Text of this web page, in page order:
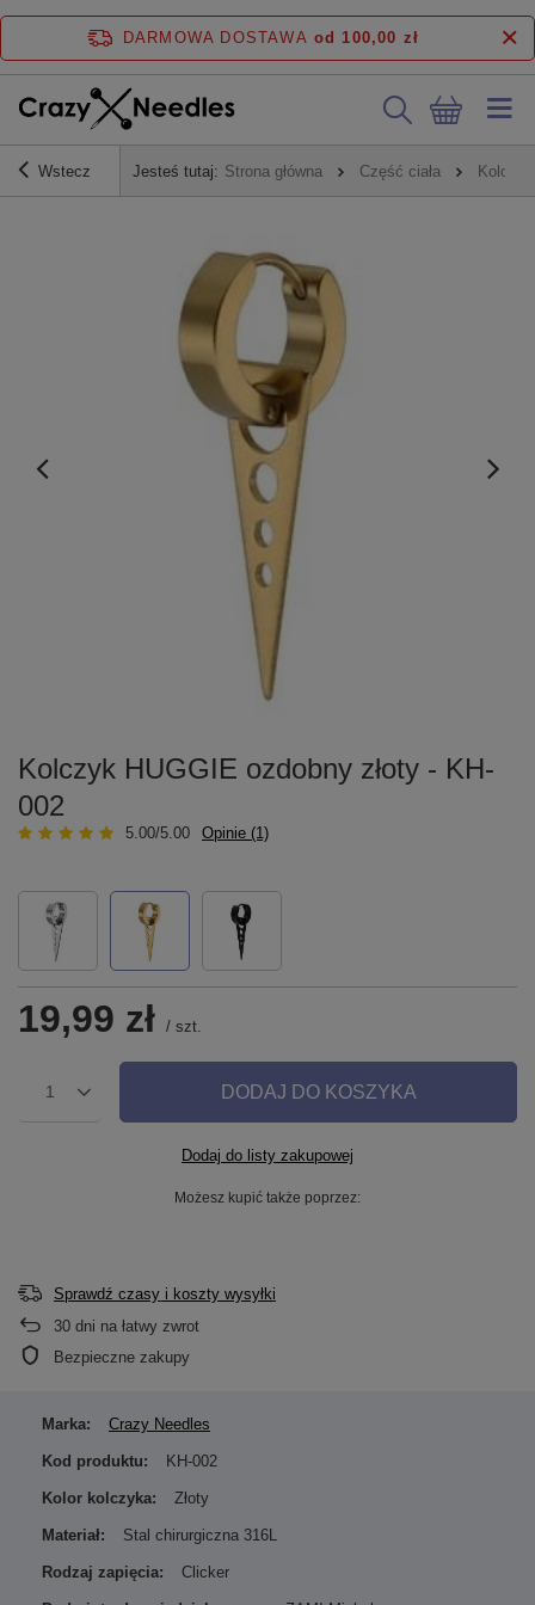
DARMOWA DOSTAWA od 100,00 zł
Wstecz Jesteś tutaj: Strona główna Część ciała
Kolczyk HUGGIE ozdobny złoty - KH-
002
5.00/5.00 Opinie (1)
19,99 zł / szt.
1 DODAJ DO KOSZYKA
Dodaj do listy zakupowej
Możesz kupić także poprzez:
Sprawdź czasy i koszty wysyłki
30 dni na łatwy zwrot
Bezpieczne zakupy
Marka: Crazy Needles
Kod produktu: KH-002
Kolor kolczyka: Złoty
Materiał: Stal chirurgiczna 316L
Rodzaj zapięcia: Clicker